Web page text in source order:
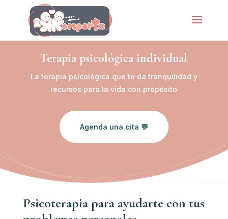
Terapia psicológica individual
La terapia psicológica que te da tranquilidad y
recursos para la vida con propósito
Agenda una cita 💬
Psicoterapia para ayudarte con tus